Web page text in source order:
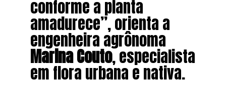
conforme a planta
amadurece”, orienta a
engenheira agrônoma
Marina Couto, especialista
em flora urbana e nativa.